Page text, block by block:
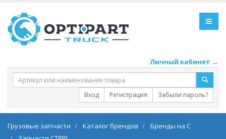
Личный кабинет →
Вход Регистрация Забыли пароль?
Грузовые запчасти Каталог брендов
Бренды на C